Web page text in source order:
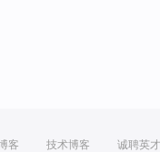
客 技术博客 诚聘英才